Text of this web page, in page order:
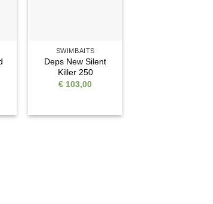
SWIMBAITS
Deps New Silent
Killer 250
€ 103,00